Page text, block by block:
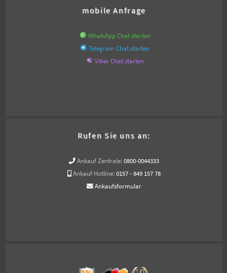
mobile Anfrage
WhatsApp Chat starten
Telegram Chat starten
Viber Chat starten
Rufen Sie uns an:
Ankauf Zentrale: 0800-0044333
Ankauf Hotline: 0157 - 849 157 78
Ankaufsformular